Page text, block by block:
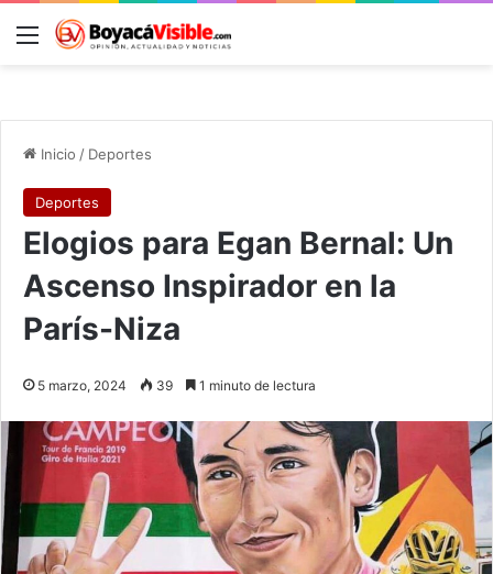
Menú
Inicio / Deportes
Deportes
Elogios para Egan Bernal: Un
Ascenso Inspirador en la
París-Niza
5 marzo, 2024 39 1 minuto de lectura